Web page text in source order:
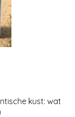
kust: wat